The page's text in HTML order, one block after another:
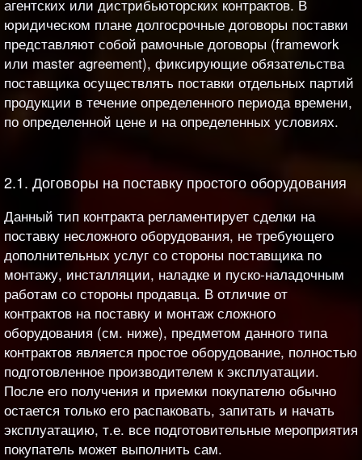
агентских или дистрибьюторских контрактов. В
юридическом плане долгосрочные договоры поставки
представляют собой рамочные договоры (framework
или master agreement), фиксирующие обязательства
поставщика осуществлять поставки отдельных партий
продукции в течение определенного периода времени,
по определенной цене и на определенных условиях.
2.1. Договоры на поставку простого оборудования
Данный тип контракта регламентирует сделки на
поставку несложного оборудования, не требующего
дополнительных услуг со стороны поставщика по
монтажу, инсталляции, наладке и пуско-наладочным
работам со стороны продавца. В отличие от
контрактов на поставку и монтаж сложного
оборудования (см. ниже), предметом данного типа
контрактов является простое оборудование, полностью
подготовленное производителем к эксплуатации.
После его получения и приемки покупателю обычно
остается только его распаковать, запитать и начать
эксплуатацию, т.е. все подготовительные мероприятия
покупатель может выполнить сам.